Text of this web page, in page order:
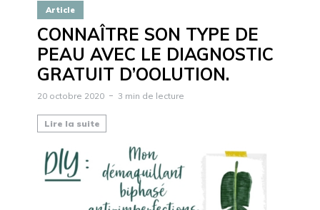
Article
CONNAÎTRE SON TYPE DE
PEAU AVEC LE DIAGNOSTIC
GRATUIT D’OOLUTION.
20 octobre 2020 3 min de lecture
Lire la suite